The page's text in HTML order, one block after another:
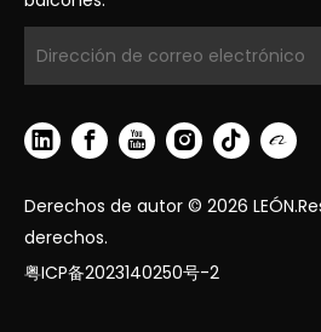
Derechos de autor © 2026
derechos.
粤ICP备2023140250号-2